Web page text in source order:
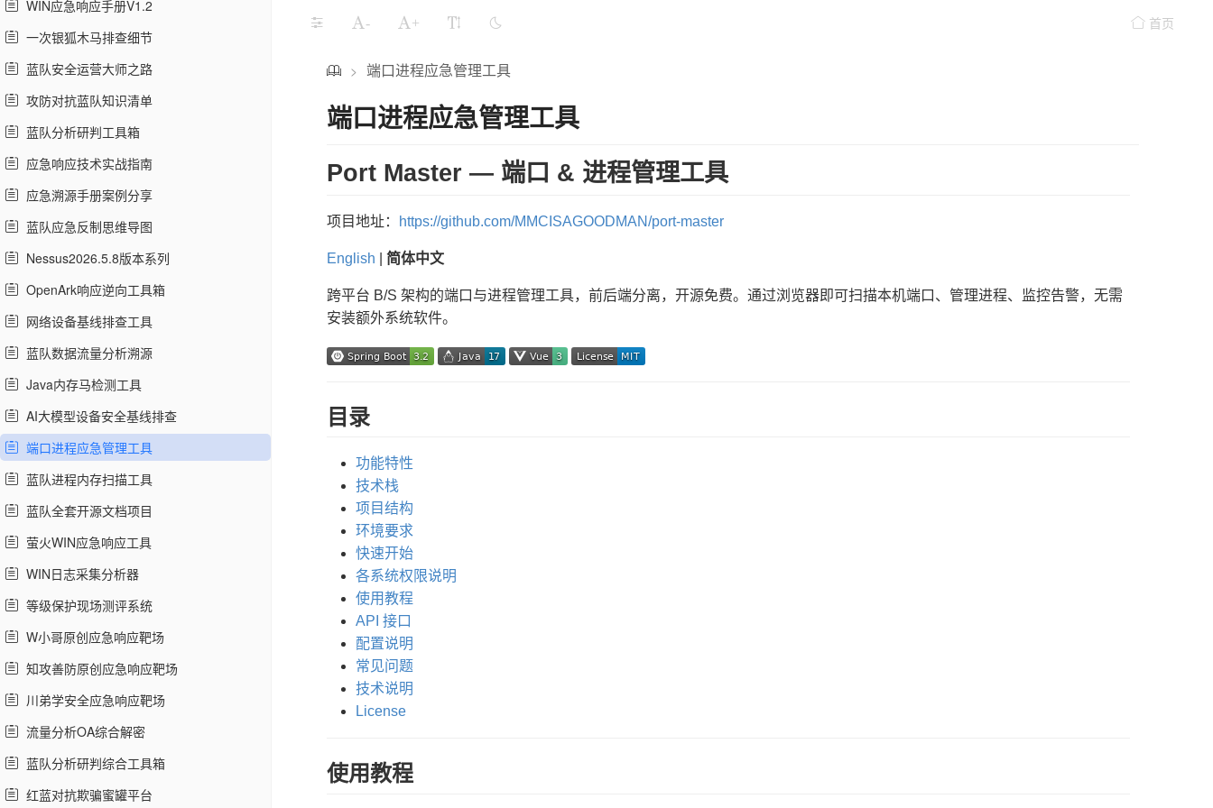
WIN应急响应手册V1.2
一次银狐木马排查细节
蓝队安全运营大师之路
攻防对抗蓝队知识清单
蓝队分析研判工具箱
应急响应技术实战指南
应急溯源手册案例分享
蓝队应急反制思维导图
Nessus2026.5.8版本系列
OpenArk响应逆向工具箱
网络设备基线排查工具
蓝队数据流量分析溯源
Java内存马检测工具
AI大模型设备安全基线排查
端口进程应急管理工具
蓝队进程内存扫描工具
蓝队全套开源文档项目
萤火WIN应急响应工具
WIN日志采集分析器
等级保护现场测评系统
W小哥原创应急响应靶场
知攻善防原创应急响应靶场
川弟学安全应急响应靶场
流量分析OA综合解密
蓝队分析研判综合工具箱
红蓝对抗欺骗蜜罐平台
- + 首页
> 端口进程应急管理工具
端口进程应急管理工具
Port Master — 端口 & 进程管理工具
项目地址： https://github.com/MMCISAGOODMAN/port-master
English 简体中文
跨平台 B/S 架构的端口与进程管理工具，前后端分离，开源免费。通过浏览器即可扫描本机端口、管理进程、监控告警，无需
安装额外系统软件。
目录
功能特性
技术栈
项目结构
环境要求
快速开始
各系统权限说明
使用教程
API 接口
配置说明
常见问题
技术说明
License
使用教程